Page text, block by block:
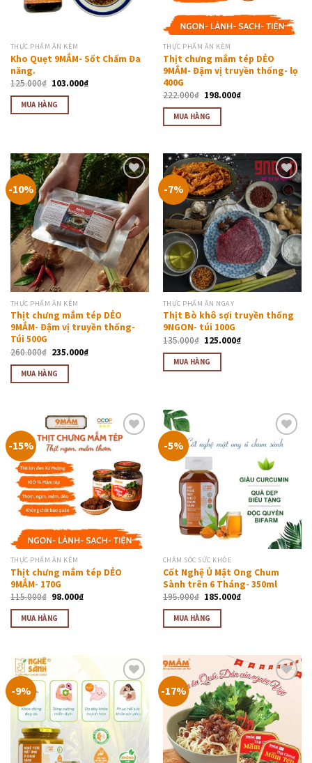
THỰC PHẨM ĂN KÈM
Kho Quẹt 9MẮM- Sốt Chấm Đa
năng.
125.000₫ 103.000₫
MUA HÀNG
THỰC PHẨM ĂN KÈM
Thịt chưng mắm tép DẺO
9MẮM- Đậm vị truyền thống- lọ
400G
222.000₫ 198.000₫
MUA HÀNG
-10%
Thêm
vào
thực
đơn
yêu
thích
THỰC PHẨM ĂN KÈM
Thịt chưng mắm tép DẺO
9MẮM- Đậm vị truyền thống-
Túi 500G
260.000₫ 235.000₫
MUA HÀNG
-7%
Thêm
vào
thực
đơn
yêu
thích
THỰC PHẨM ĂN NGAY
Thịt Bò khô sợi truyền thống
9NGON- túi 100G
135.000₫ 125.000₫
MUA HÀNG
-15%
thực
đơn
yêu
thích
THỰC PHẨM ĂN KÈM
Thịt chưng mắm tép DẺO
9MẮM- 170G
115.000₫ 98.000₫
MUA HÀNG
-5%
Thêm
yêu
thích
CHĂM SÓC SỨC KHỎE
Cốt Nghệ Ủ Mật Ong Chum
Sành trên 6 Tháng- 350ml
195.000₫ 185.000₫
MUA HÀNG
-9%
Thêm
vào
thực
đơn
-17%
Thêm
thực
đơn
thích